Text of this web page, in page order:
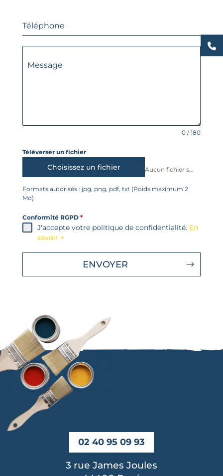
Téléphone
Message
0 / 180
Téléverser un fichier
Choisissez un fichier Aucun fichier sélectionné
Formats autorisés : jpg, png, pdf, txt (Poids maximum 2
Mo)
Conformité RGPD *
J'accepte votre politique de confidentialité. En
savoir +
ENVOYER
02 40 95 09 93
3 rue James Joules